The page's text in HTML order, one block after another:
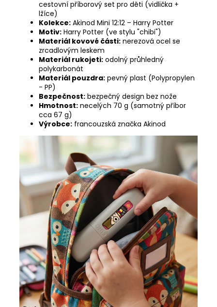
cestovní příborový set pro děti (vidlička +
lžíce)
Kolekce: Akinod Mini 12:12 – Harry Potter
Motiv: Harry Potter (ve stylu "chibi")
Materiál kovové části: nerezová ocel se
zrcadlovým leskem
Materiál rukojeti: odolný průhledný
polykarbonát
Materiál pouzdra: pevný plast (Polypropylen
- PP)
Bezpečnost: bezpečný design bez nože
Hmotnost: necelých 70 g (samotný příbor
cca 67 g)
Výrobce: francouzská značka Akinod